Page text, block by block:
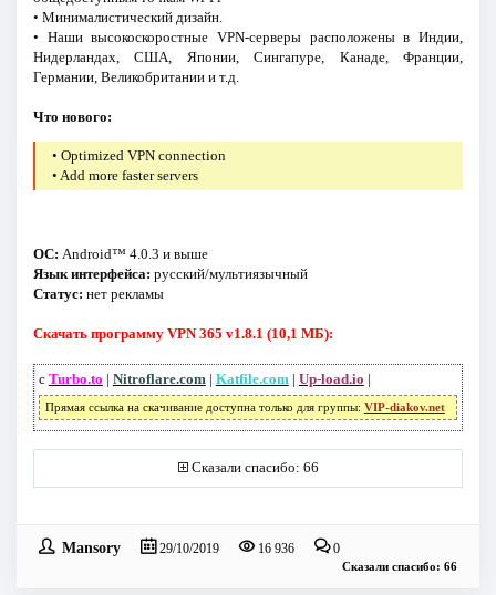
• Минималистический дизайн.
• Наши высокоскоростные VPN-серверы расположены в Индии,
Нидерландах, США, Японии, Сингапуре, Канаде, Франции,
Германии, Великобритании и т.д.
Что нового:
• Optimized VPN connection
• Add more faster servers
ОС: Android™ 4.0.3 и выше
Язык интерфейса: русский/мультиязычный
Статус: нет рекламы
Скачать программу VPN 365 v1.8.1 (10,1 МБ):
с Turbo.to | Nitroflare.com | Katfile.com | Up-load.io |
Прямая ссылка на скачивание доступна только для группы: VIP-diakov.net
Сказали спасибо: 66
Mansory 29/10/2019 16 936 0
Сказали спасибо: 66